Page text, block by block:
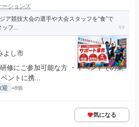
ーションズ
ア競技大会の選手や大会スタッフを“食”で
フ...
よし市
修にご参加可能な方 ・イベントでの業
ントに携...
迎 +8個
気になる